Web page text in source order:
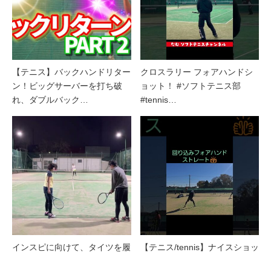
【テニス】バックハンドリター
ン！ビッグサーバーを打ち破
れ、ダブルバック…
クロスラリー フォアハンドシ
ョット！ #ソフトテニス部
#tennis…
インスピに向けて、タイツを履
【テニス/tennis】ナイスショッ